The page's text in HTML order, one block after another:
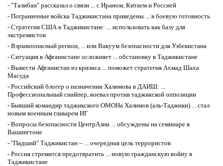
- "Талибан" рассказал о связи ... с Ираном, Китаем и Россией
- Пограничные войска Таджикистана приведены ... в боевую готовность
- Стратегия США в Таджикистане: ... использовать как базу для
экстремистов
- Взрывоопасный регион, ... или Вакуум безопасности для Узбекистана
- Ситуация в Афганистане осложняет ... обстановку в Таджикистане
- Вывести Афганистан из кризиса ... поможет стратегия Ахмад Шаха
Масуда
- Российский блогер о назначении Халимова в ДАИШ: ...
Профессиональный снайпер, воевал против таджикской оппозиции
- Бывший командир таджикского ОМОНа Халимов (аль-Таджики) ... стал
новым военным главарем ИГ
- Вопросы безопасности ЦентрАзии ... обсуждены на семинаре в
Вашингтоне
- "Падший" Таджикистан – ... очередная цель террористов
- Россия стремится предотвратить ... новую гражданскую войну в
Таджикистане